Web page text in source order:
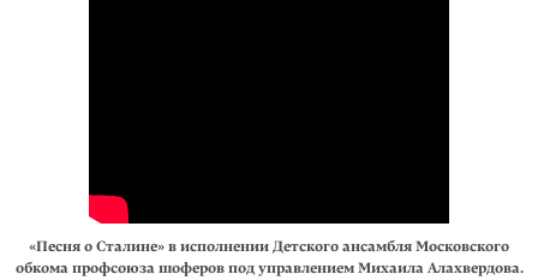
«Песня о Сталине» в исполнении Детского ансамбля Московского
обкома профсоюза шоферов под управлением Михаила Алахвердова.